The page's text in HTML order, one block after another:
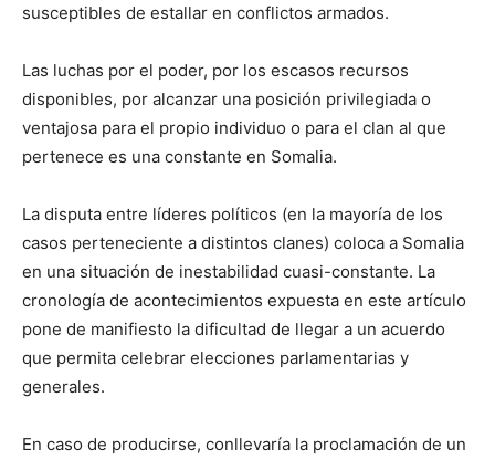
susceptibles de estallar en conflictos armados.
Las luchas por el poder, por los escasos recursos
disponibles, por alcanzar una posición privilegiada o
ventajosa para el propio individuo o para el clan al que
pertenece es una constante en Somalia.
La disputa entre líderes políticos (en la mayoría de los
casos perteneciente a distintos clanes) coloca a Somalia
en una situación de inestabilidad cuasi-constante. La
cronología de acontecimientos expuesta en este artículo
pone de manifiesto la dificultad de llegar a un acuerdo
que permita celebrar elecciones parlamentarias y
generales.
En caso de producirse, conllevaría la proclamación de un